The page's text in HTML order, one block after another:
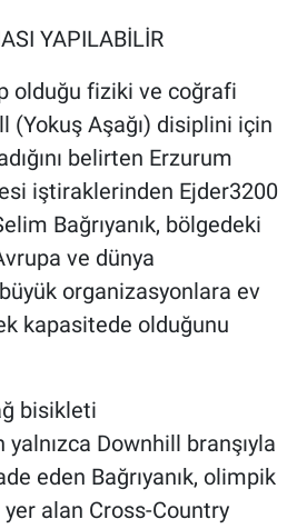
YAPILABİLİR
olduğu fiziki ve coğrafi
(Yokuş Aşağı) disiplini için
belirten Erzurum
iştiraklerinden Ejder3200
Bağrıyanık, bölgedeki
ve dünya
organizasyonlara ev
kapasitede olduğunu
bisikleti
yalnızca Downhill branşıyla
eden Bağrıyanık, olimpik
alan Cross-Country